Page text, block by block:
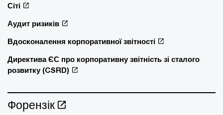
Сіті
Аудит ризиків
Вдосконалення корпоративної звітності
Директива ЄС про корпоративну звітність зі сталого
розвитку (CSRD)
Форензік